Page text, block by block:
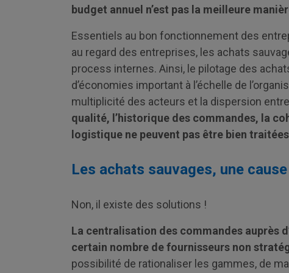
budget annuel n’est pas la meilleure
Essentiels au bon fonctionnement des
au regard des entreprises, les achats
process internes. Ainsi, le pilotage des
d’économies important à l’échelle de
multiplicité des acteurs et la dispersion
qualité, l’historique des commandes, la
logistique ne peuvent pas être bien
Les achats sauvages, une
Non, il existe des solutions !
La centralisation des commandes auprès
certain nombre de fournisseurs non
possibilité de rationaliser les gammes, de